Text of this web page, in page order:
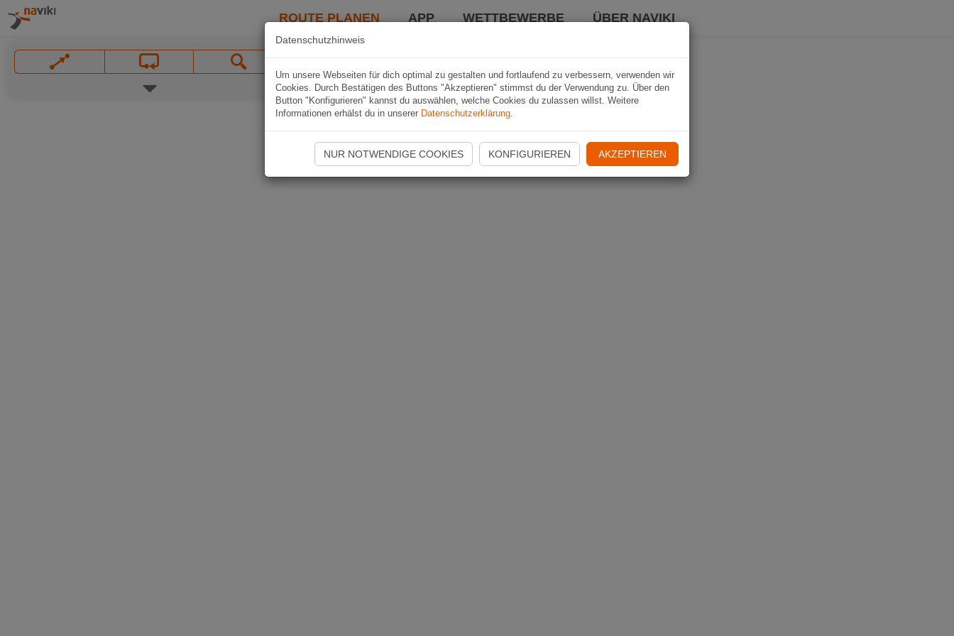
ROUTE PLANEN APP WETTBEWERBE ÜBER NAVIKI
Datenschutzhinweis
Um unsere Webseiten für dich optimal zu gestalten und fortlaufend zu verbessern, verwenden wir
Cookies. Durch Bestätigen des Buttons "Akzeptieren" stimmst du der Verwendung zu. Über den
Button "Konfigurieren" kannst du auswählen, welche Cookies du zulassen willst. Weitere
Informationen erhälst du in unserer Datenschutzerklärung.
NUR NOTWENDIGE COOKIES KONFIGURIEREN AKZEPTIEREN